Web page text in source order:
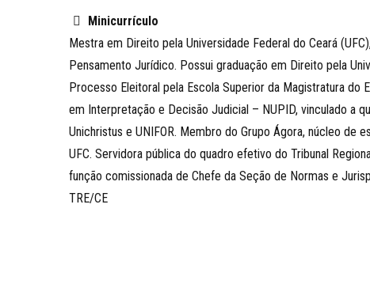
Minicurrículo
Mestra em Direito pela Universidade Federal do Ceará
Pensamento Jurídico. Possui graduação em Direito pela
Processo Eleitoral pela Escola Superior da Magistratura do
em Interpretação e Decisão Judicial – NUPID, vinculado a
Unichristus e UNIFOR. Membro do Grupo Ágora, núcleo
UFC. Servidora pública do quadro efetivo do Tribunal
função comissionada de Chefe da Seção de Normas e
TRE/CE